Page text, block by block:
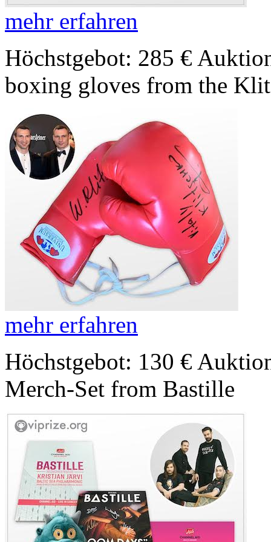
mehr erfahren
Höchstgebot: 285 €
boxing gloves from the
mehr erfahren
Höchstgebot: 130 €
Merch-Set from Bastille